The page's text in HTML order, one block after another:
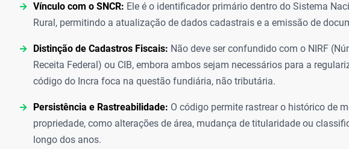
Vínculo com o SNCR: Ele é o identificador primário dentro do Sistema
Rural, permitindo a atualização de dados cadastrais e a emissão de
Distinção de Cadastros Fiscais: Não deve ser confundido com o NIRF
Receita Federal) ou CIB, embora ambos sejam necessários para a
código do Incra foca na questão fundiária, não tributária.
Persistência e Rastreabilidade: O código permite rastrear o histórico de
propriedade, como alterações de área, mudança de titularidade ou
longo dos anos.